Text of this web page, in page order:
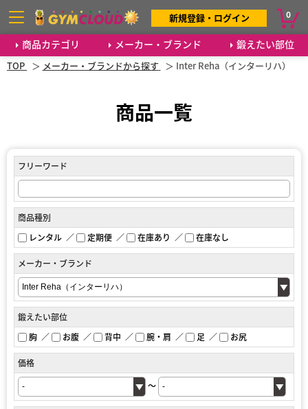
商品カテゴリ メーカー・ブランド 鍛えたい部位
新規登録・ログイン 0
TOP メーカー・ブランドから探す Inter Reha（インターリハ）
商品一覧
フリーワード
商品種別
レンタル
定期便 在庫あり 在庫なし
メーカー・ブランド
鍛えたい部位
胸
お腹 背中 腕・肩 足 お尻
価格
～